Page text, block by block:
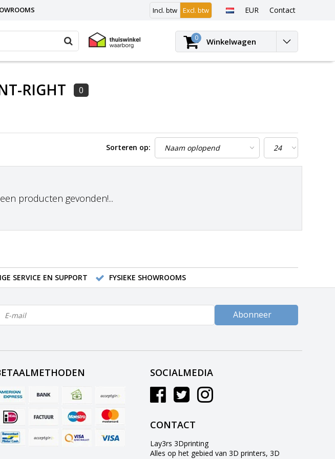
Incl. btw Excl. btw EUR Contact
Inloggen
0 Winkelwagen
RIGHT 0
Sorteren op:
producten gevonden!...
SERVICE EN SUPPORT FYSIEKE SHOWROOMS
Abonneer
SOCIALMEDIA
CONTACT
Lay3rs 3Dprinting
Alles op het gebied van 3D printers, 3D